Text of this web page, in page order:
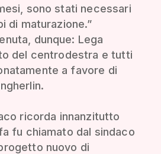
sono stati necessari
di maturazione.”
dunque: Lega
del centrodestra e tutti
a favore di
ricorda innanzitutto
fu chiamato dal sindaco
nuovo di